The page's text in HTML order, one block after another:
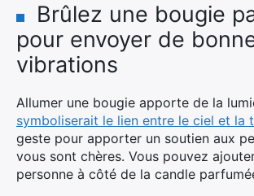
Brûlez une bougie
pour envoyer de
vibrations
Allumer une bougie apporte de la
symboliserait le lien entre le ciel et la
geste pour apporter un soutien aux
vous sont chères. Vous pouvez
personne à côté de la candle